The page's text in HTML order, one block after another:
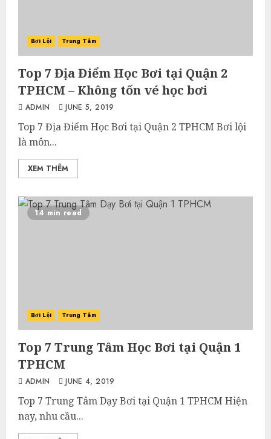
Bơi Lội Trung Tâm
Top 7 Địa Điểm Học Bơi tại Quận 2
TPHCM – Không tốn vé học bơi
ADMIN JUNE 5, 2019
Top 7 Địa Điểm Học Bơi tại Quận 2 TPHCM Bơi lội
là môn...
XEM THÊM
14 min read
Bơi Lội Trung Tâm
Top 7 Trung Tâm Học Bơi tại Quận 1
TPHCM
ADMIN JUNE 4, 2019
Top 7 Trung Tâm Dạy Bơi tại Quận 1 TPHCM Hiện
nay, nhu cầu...